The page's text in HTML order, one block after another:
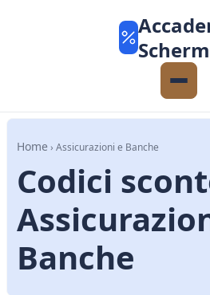
Home › Assicurazioni e Banche
Codici
Banche